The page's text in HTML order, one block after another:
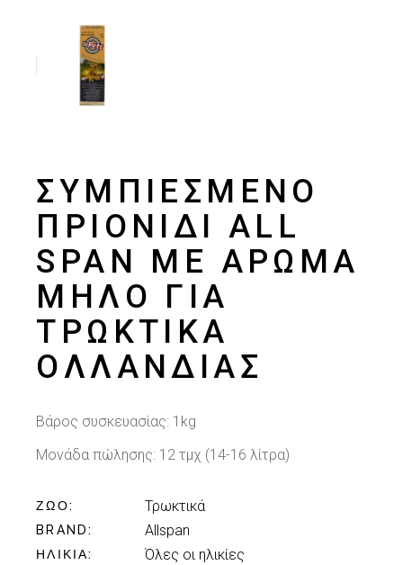
ΣΥΜΠΙΕΣΜΈΝΟ
ΠΡΙΟΝΊΔΙ ALL
SPAN ΜΕ ΆΡΩΜΑ
ΜΉΛΟ ΓΙΑ
ΤΡΩΚΤΙΚΆ
ΟΛΛΑΝΔΊΑΣ
Βάρος συσκευασίας: 1kg
Μονάδα πώλησης: 12 τμχ (14-16 λίτρα)
ΖΏΟ Τρωκτικά
BRAND Allspan
ΗΛΙΚΊΑ Όλες οι ηλικίες